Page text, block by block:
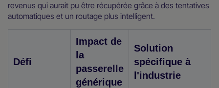
revenus qui aurait pu être récupérée grâce à des tentatives
automatiques et un routage plus intelligent.
Défi
Impact de
la
passerelle
générique
Solution
spécifique à
l'industrie